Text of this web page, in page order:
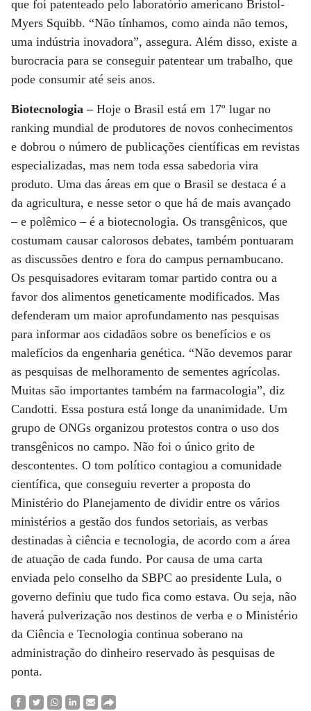
que foi patenteado pelo laboratório americano Bristol-
Myers Squibb. “Não tínhamos, como ainda não temos,
uma indústria inovadora”, assegura. Além disso, existe a
burocracia para se conseguir patentear um trabalho, que
pode consumir até seis anos.
Biotecnologia –Hoje o Brasil está em 17º lugar no
ranking mundial de produtores de novos conhecimentos
e dobrou o número de publicações científicas em revistas
especializadas, mas nem toda essa sabedoria vira
produto. Uma das áreas em que o Brasil se destaca é a
da agricultura, e nesse setor o que há de mais avançado
– e polêmico – é a biotecnologia. Os transgênicos, que
costumam causar calorosos debates, também pontuaram
as discussões dentro e fora do campus pernambucano.
Os pesquisadores evitaram tomar partido contra ou a
favor dos alimentos geneticamente modificados. Mas
defenderam um maior aprofundamento nas pesquisas
para informar aos cidadãos sobre os benefícios e os
malefícios da engenharia genética. “Não devemos parar
as pesquisas de melhoramento de sementes agrícolas.
Muitas são importantes também na farmacologia”, diz
Candotti. Essa postura está longe da unanimidade. Um
grupo de ONGs organizou protestos contra o uso dos
transgênicos no campo. Não foi o único grito de
descontentes. O tom político contagiou a comunidade
científica, que conseguiu reverter a proposta do
Ministério do Planejamento de dividir entre os vários
ministérios a gestão dos fundos setoriais, as verbas
destinadas à ciência e tecnologia, de acordo com a área
de atuação de cada fundo. Por causa de uma carta
enviada pelo conselho da SBPC ao presidente Lula, o
governo definiu que tudo fica como estava. Ou seja, não
haverá pulverização nos destinos de verba e o Ministério
da Ciência e Tecnologia continua soberano na
administração do dinheiro reservado às pesquisas de
ponta.